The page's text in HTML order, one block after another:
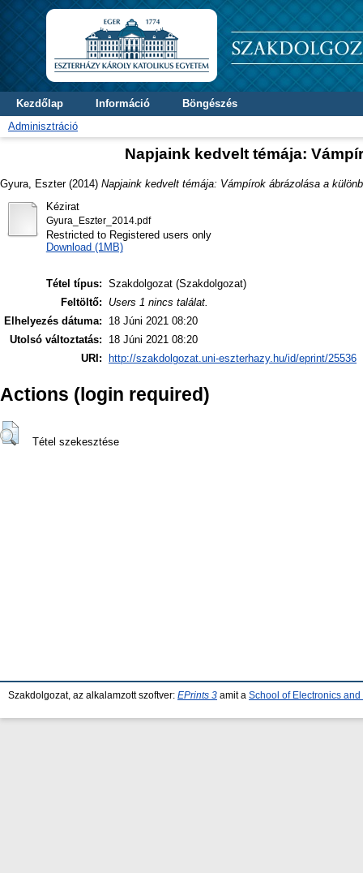
Kezdőlap Információ
Böngészés
Adminisztráció
Napjaink kedvelt témája:
Gyura, Eszter(2014) Napjaink kedvelt témája: Vámpírok ábrázolása a
Kézirat
Gyura_Eszter_2014.pdf
Restricted to Registered users only
Download (1MB)
Tétel típus: Szakdolgozat (Szakdolgozat)
Feltöltő:
Users 1 nincs találat.
Elhelyezés dátuma:
18 Júni 2021 08:20
Utolsó változtatás:
18 Júni 2021 08:20
URI:
http://szakdolgozat.uni-eszterhazy.hu/id/eprint/25536
Actions (login required)
Tétel szekesztése
Szakdolgozat, az alkalamzott szoftver: EPrints 3 amit a School of Electronics